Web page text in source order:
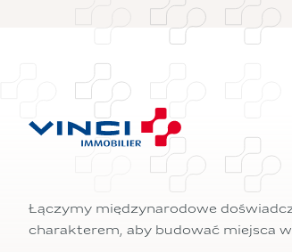
Łączymy międzynarodowe
charakterem, aby budować miejsca